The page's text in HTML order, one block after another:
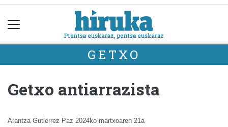
GETXO
Getxo antiarrazista
Arantza Gutierrez Paz 2024ko martxoaren 21a